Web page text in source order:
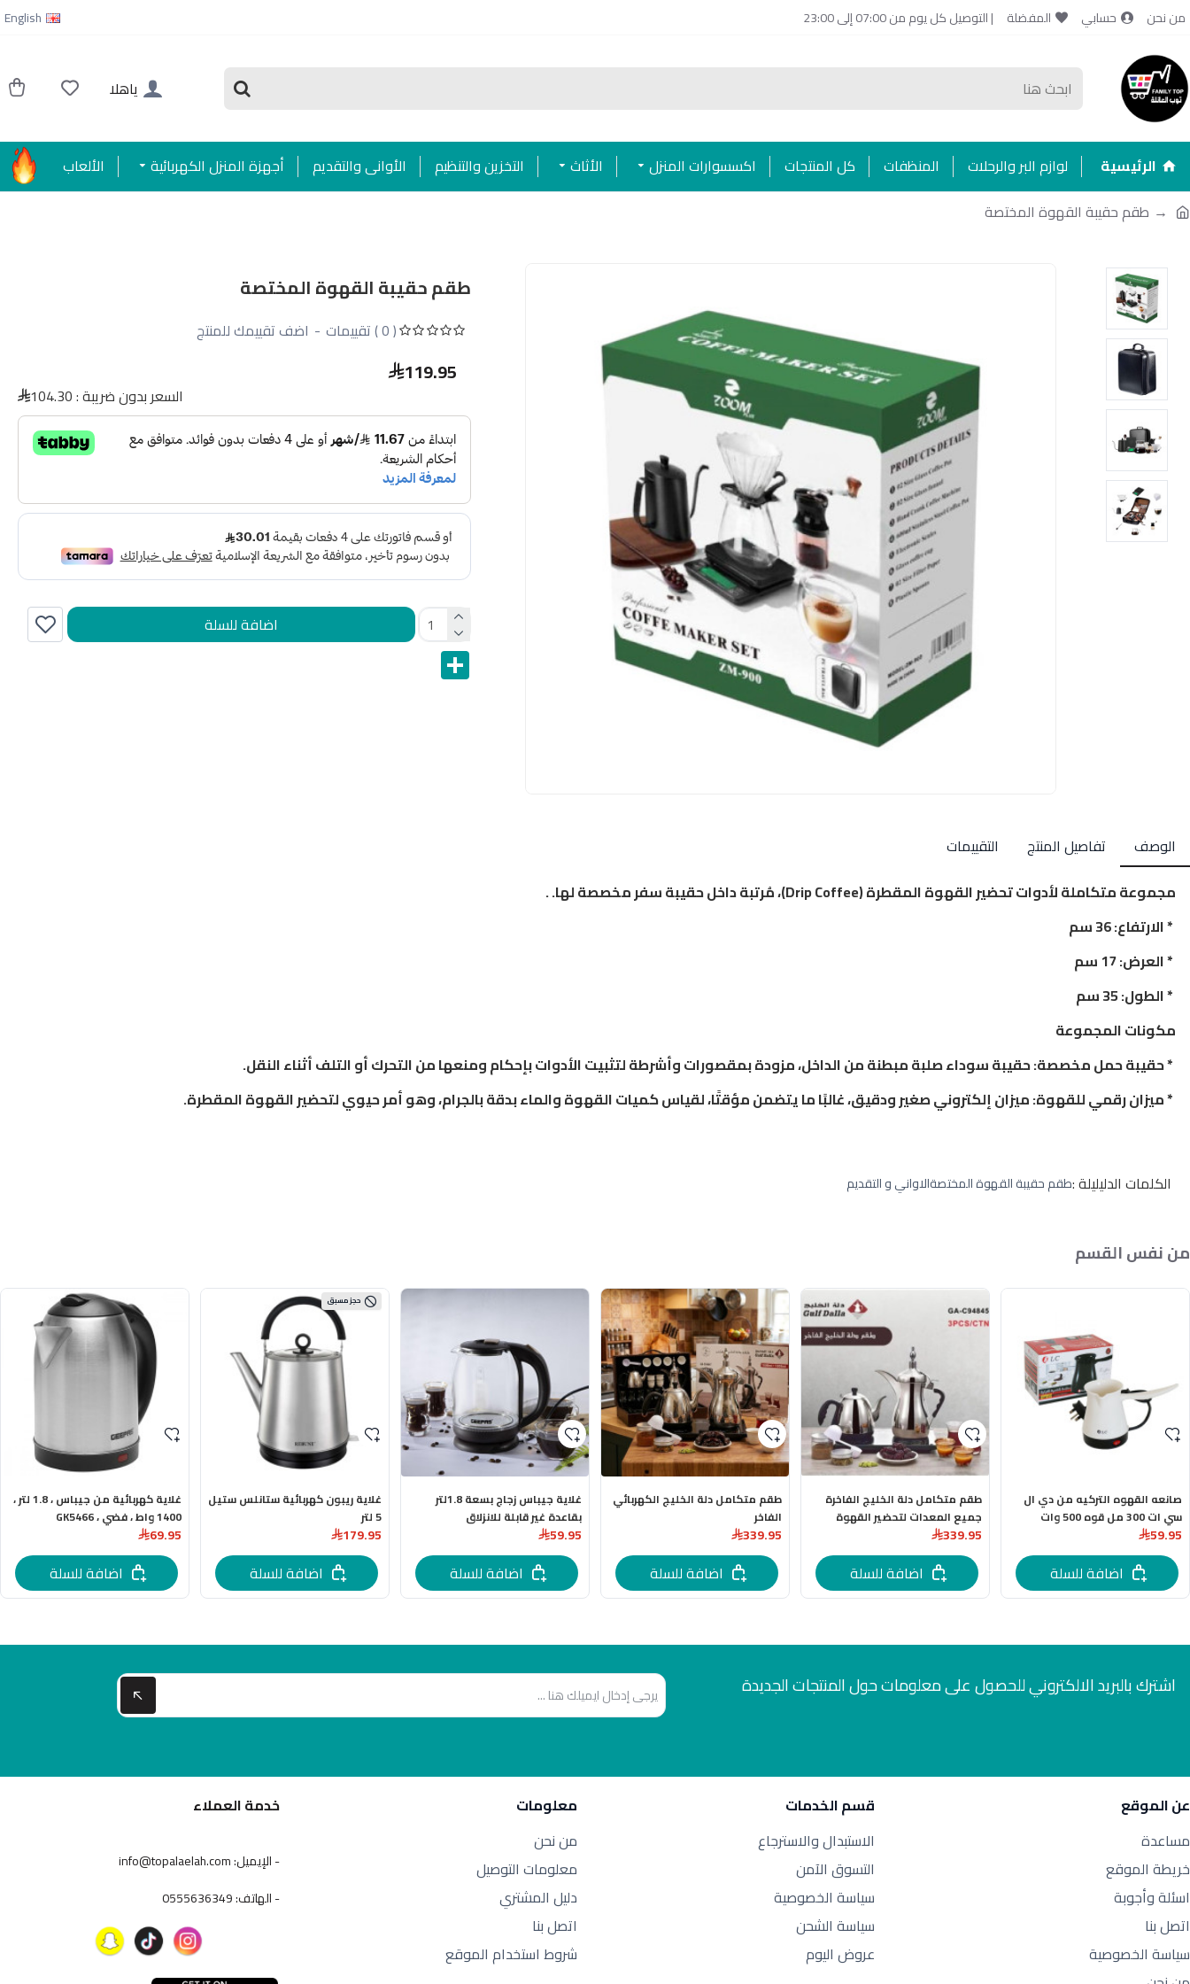
من نحن حسابي المفضلة | التوصيل كل يوم من 07:00 إلى 23:00 English
ياهلا
الرئيسية لوازم البر والرحلات المنظفات كل المنتجات اكسسوارات المنزل الأثاث التخزين والتنظيم الأواني والتقديم أجهزة المنزل الكهربائية
الألعاب
طقم حقيبة القهوة المختصة
طقم حقيبة القهوة المختصة
( 0 ) تقييمات - اضف تقييمك للمنتج
119.95
السعر بدون ضريبة :104.30
اضافة للسلة
Share
الوصف تفاصيل المنتج
التقييمات
مجموعة متكاملة لأدوات تحضير القهوة المقطرة (Drip Coffee)، مُرتبة داخل حقيبة سفر مخصصة لها. .
* الارتفاع: 36 سم
* العرض: 17 سم
* الطول: 35 سم
مكونات المجموعة
* حقيبة حمل مخصصة: حقيبة سوداء صلبة مبطنة من الداخل، مزودة بمقصورات وأشرطة لتثبيت الأدوات بإحكام ومنعها من التحرك أو التلف أثناء النقل.
* ميزان رقمي للقهوة: ميزان إلكتروني صغير ودقيق، غالبًا ما يتضمن مؤقتًا، لقياس كميات القهوة والماء بدقة بالجرام، وهو أمر حيوي لتحضير القهوة المقطرة.
الكلمات الدليليلة :طقم حقيبة القهوة المختصةالاواني و التقديم
من نفس القسم
صانعه القهوه التركيه من دي ال
سي ات 300 مل قوه 500 وات
59.95
اضافة للسلة
طقم متكامل دلة الخليج الفاخرة
جميع المعدات لتحضير القهوة
339.95
اضافة للسلة
طقم متكامل دلة الخليج الكهربائي
الفاخر
339.95
اضافة للسلة
غلاية جيباس زجاج بسعة 1.8لتر
بقاعدة غير قابلة للانزلاق
59.95
اضافة للسلة
حجز مسبق
غلاية ريبون كهربائية ستانلس ستيل
5 لتر
179.95
اضافة للسلة
غلاية كهربائية من جيباس ، 1.8 لتر ،
1400 واط ، فضي ، GK5466
69.95
اضافة للسلة
اشترك بالبريد الالكتروني للحصول على معلومات حول المنتجات الجديدة
عن الموقع
مساعدة
خريطة الموقع
اسئلة وأجوبة
اتصل بنا
سياسة الخصوصية
قسم الخدمات
الاستبدال والاسترجاع
التسوق الآمن
سياسة الخصوصية
سياسة الشحن
عروض اليوم
معلومات
من نحن
معلومات التوصيل
دليل المشتري
اتصل بنا
شروط استخدام الموقع
خدمة العملاء
- الإيميل: info@topalaelah.com
- الهاتف: 0555636349